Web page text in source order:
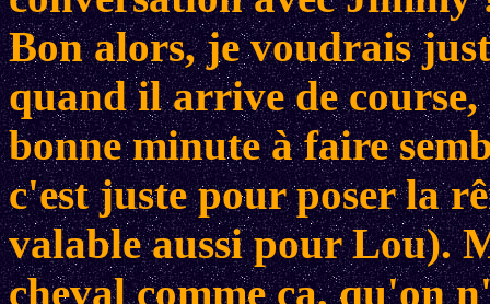
Bon alors, je voudrais
quand il arrive de course,
bonne minute à faire
c'est juste pour poser la
valable aussi pour Lou).
cheval comme ça, qu'on